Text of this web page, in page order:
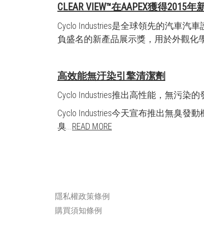
CLEAR VIEW™在AAPEX獲得2015年
Cyclo Industries是全球領先的汽車汽
負盛名的新產品展示獎，用於外觀化
高效能無汙染引擎清潔劑
Cyclo Industries推出高性能，無污染
Cyclo Industries今天宣布推出無臭發
臭...READ MORE
隱私權政策條例
購買須知條例